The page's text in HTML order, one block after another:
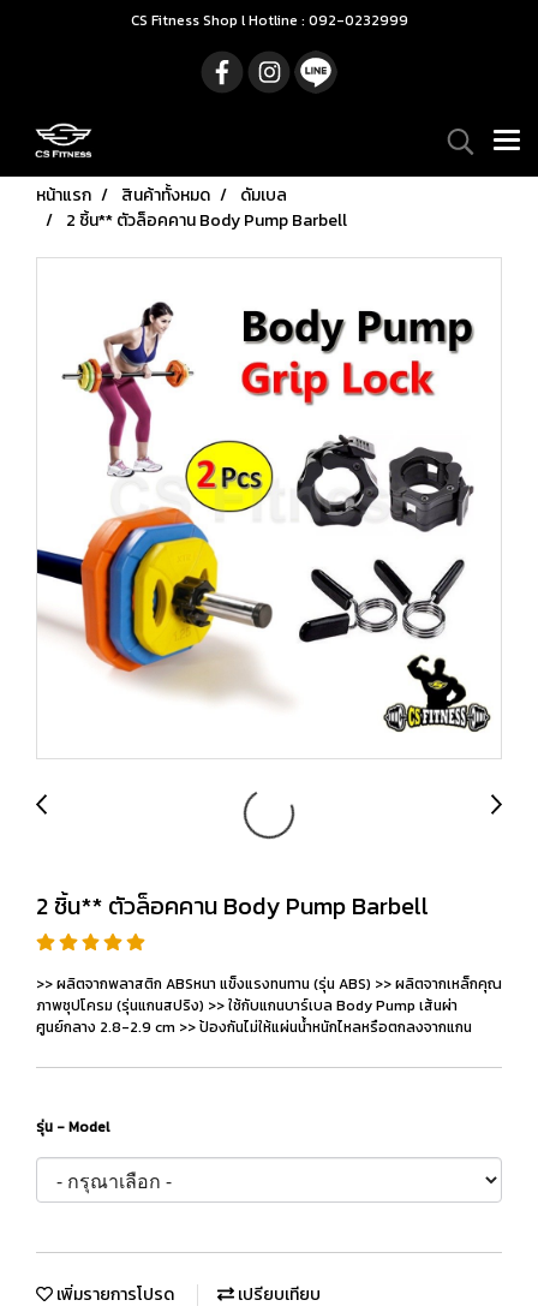
CS Fitness Shop l Hotline : 092-0232999
หน้าแรก สินค้าทั้งหมด
ดัมเบล
2 ชิ้น** ตัวล็อคคาน Body Pump Barbell
2 ชิ้น** ตัวล็อคคาน Body Pump Barbell
>> ผลิตจากพลาสติก ABSหนา แข็งแรงทนทาน (รุ่น ABS) >> ผลิตจากเหล็กคุณ
ภาพชุปโครม (รุ่นแกนสปริง) >> ใช้กับแกนบาร์เบล Body Pump เส้นผ่า
ศูนย์กลาง 2.8-2.9 cm >> ป้องกันไม่ให้แผ่นน้ำหนักไหลหรือตกลงจากแกน
รุ่น - Model
เพิ่มรายการโปรด เปรียบเทียบ